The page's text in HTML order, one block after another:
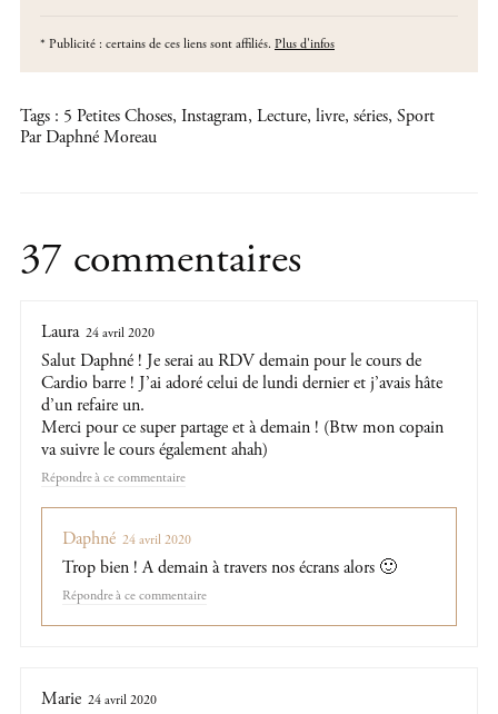
* Publicité : certains de ces liens sont affiliés. Plus d'infos
Tags : 5 Petites Choses, Instagram, Lecture, livre, séries, Sport
Par Daphné Moreau
37 commentaires
Laura 24 avril 2020
Salut Daphné ! Je serai au RDV demain pour le cours de
Cardio barre ! J’ai adoré celui de lundi dernier et j’avais hâte
d’un refaire un.
Merci pour ce super partage et à demain ! (Btw mon copain
va suivre le cours également ahah)
Répondre
Daphné 24 avril 2020
Trop bien ! A demain à travers nos écrans alors 🙂
Répondre
Marie 24 avril 2020